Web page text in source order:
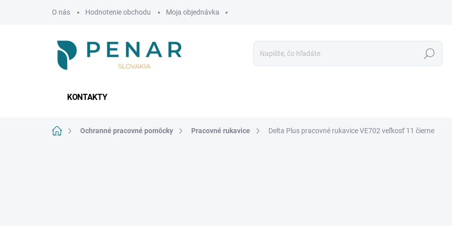
O nás Hodnotenie obchodu Moja objednávka
Hľadať
KONTAKTY
DomovOchranné pracovné pomôcky Pracovné rukavice Delta Plus pracovné rukavice VE702 veľkosť 11 čierne